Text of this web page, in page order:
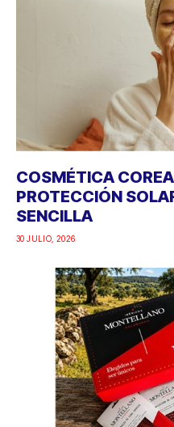
COSMÉTICA
PROTECCIÓN
SENCILLA
30 JULIO, 2026